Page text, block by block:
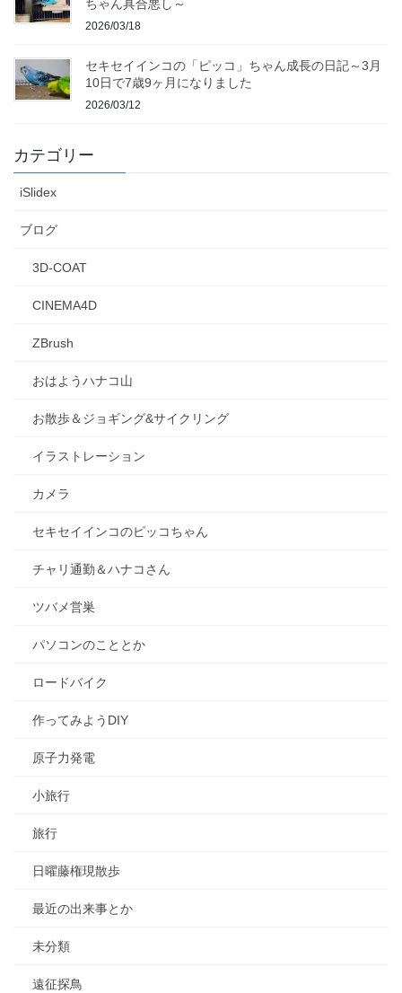
ちゃん具合悪し～
2026/03/18
セキセイインコの「ピッコ」ちゃん成長の日記～3月
10日で7歳9ヶ月になりました
2026/03/12
カテゴリー
iSlidex
ブログ
3D-COAT
CINEMA4D
ZBrush
おはようハナコ山
お散歩＆ジョギング&サイクリング
イラストレーション
カメラ
セキセイインコのピッコちゃん
チャリ通勤＆ハナコさん
ツバメ営巣
パソコンのこととか
ロードバイク
作ってみようDIY
原子力発電
小旅行
旅行
日曜藤権現散歩
最近の出来事とか
未分類
遠征探鳥